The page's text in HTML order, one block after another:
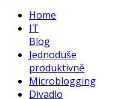
Home
IT
Blog
Jednoduše
produktivně
Microblogging
Divadlo